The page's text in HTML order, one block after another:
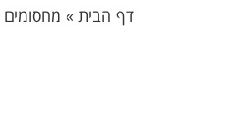
דף הבית » מחסומים